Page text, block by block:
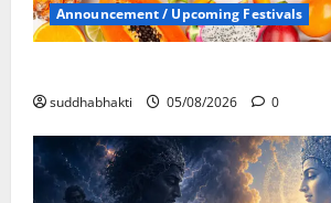
Announcement / Upcoming Festivals
suddhabhakti 05/08/2026 0